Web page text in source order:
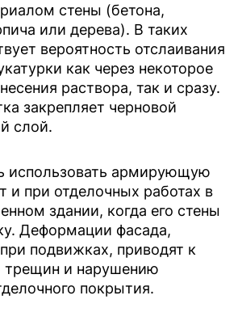
стены (бетона,
или дерева). В таких
вероятность отслаивания
как через некоторое
раствора, так и сразу.
закрепляет черновой
слой.
использовать армирующую
и при отделочных работах в
здании, когда его стены
Деформации фасада,
подвижках, приводят к
трещин и нарушению
покрытия.